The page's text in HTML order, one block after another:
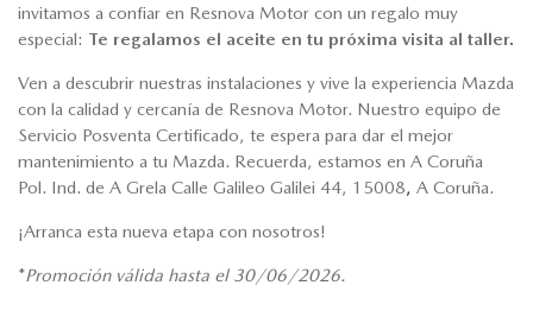
invitamos a confiar en Resnova Motor con un regalo muy
especial: Te regalamos el aceite en tu próxima visita al taller.
Ven a descubrir nuestras instalaciones y vive la experiencia Mazda
con la calidad y cercanía de Resnova Motor. Nuestro equipo de
Servicio Posventa Certificado, te espera para dar el mejor
mantenimiento a tu Mazda. Recuerda, estamos en A Coruña
Pol. Ind. de A Grela Calle Galileo Galilei 44, 15008, A Coruña.
¡Arranca esta nueva etapa con nosotros!
*Promoción válida hasta el 30/06/2026.